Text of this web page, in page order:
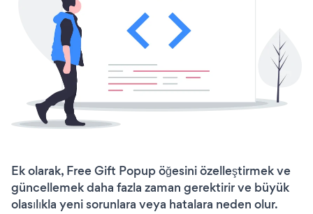
Ek olarak, Free Gift Popup öğesini özelleştirmek ve
güncellemek daha fazla zaman gerektirir ve büyük
olasılıkla yeni sorunlara veya hatalara neden olur.